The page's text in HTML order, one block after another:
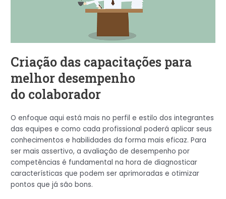
Criação das capacitações para
melhor desempenho
do colaborador
O enfoque aqui está mais no perfil e estilo dos integrantes
das equipes e como cada profissional poderá aplicar seus
conhecimentos e habilidades da forma mais eficaz. Para
ser mais assertivo, a avaliação de desempenho por
competências é fundamental na hora de diagnosticar
características que podem ser aprimoradas e otimizar
pontos que já são bons.